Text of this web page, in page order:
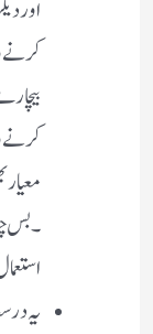
اور
کرنے
کرنے
۔ بس
یہ